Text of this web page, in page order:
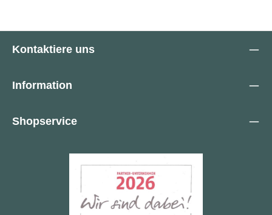
Mann" hast, was du so
Platz in einer meiner
Ich bin zudem ein
Kontaktiere uns
Information
Shopservice